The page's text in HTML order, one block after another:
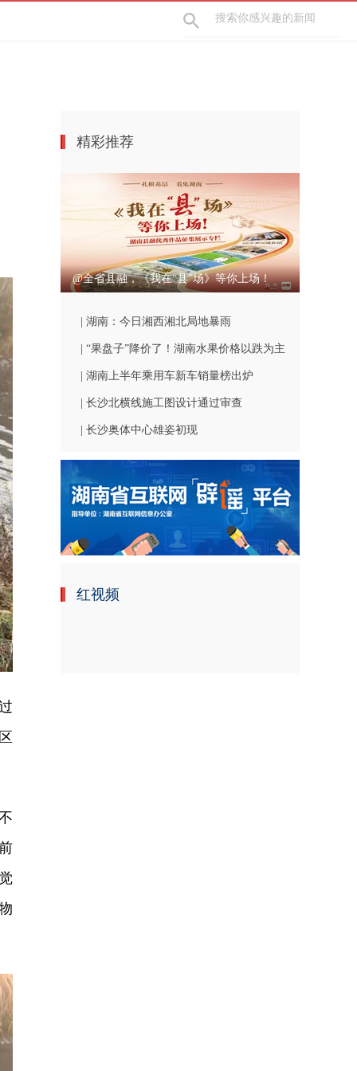
精彩推荐
@全省县融，《我在“县”场》等你上场！
| 湖南：今日湘西湘北局地暴雨
| “果盘子”降价了！湖南水果价格以跌为主
| 湖南上半年乘用车新车销量榜出炉
| 长沙北横线施工图设计通过审查
| 长沙奥体中心雄姿初现
红视频